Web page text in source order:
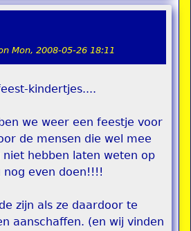
Mon, 2008-05-26 18:11
kindertjes....
we weer een feestje voor
de mensen die wel mee
hebben laten weten op
nog even doen!!!!
zijn als ze daardoor te
aanschaffen. (en wij vinden